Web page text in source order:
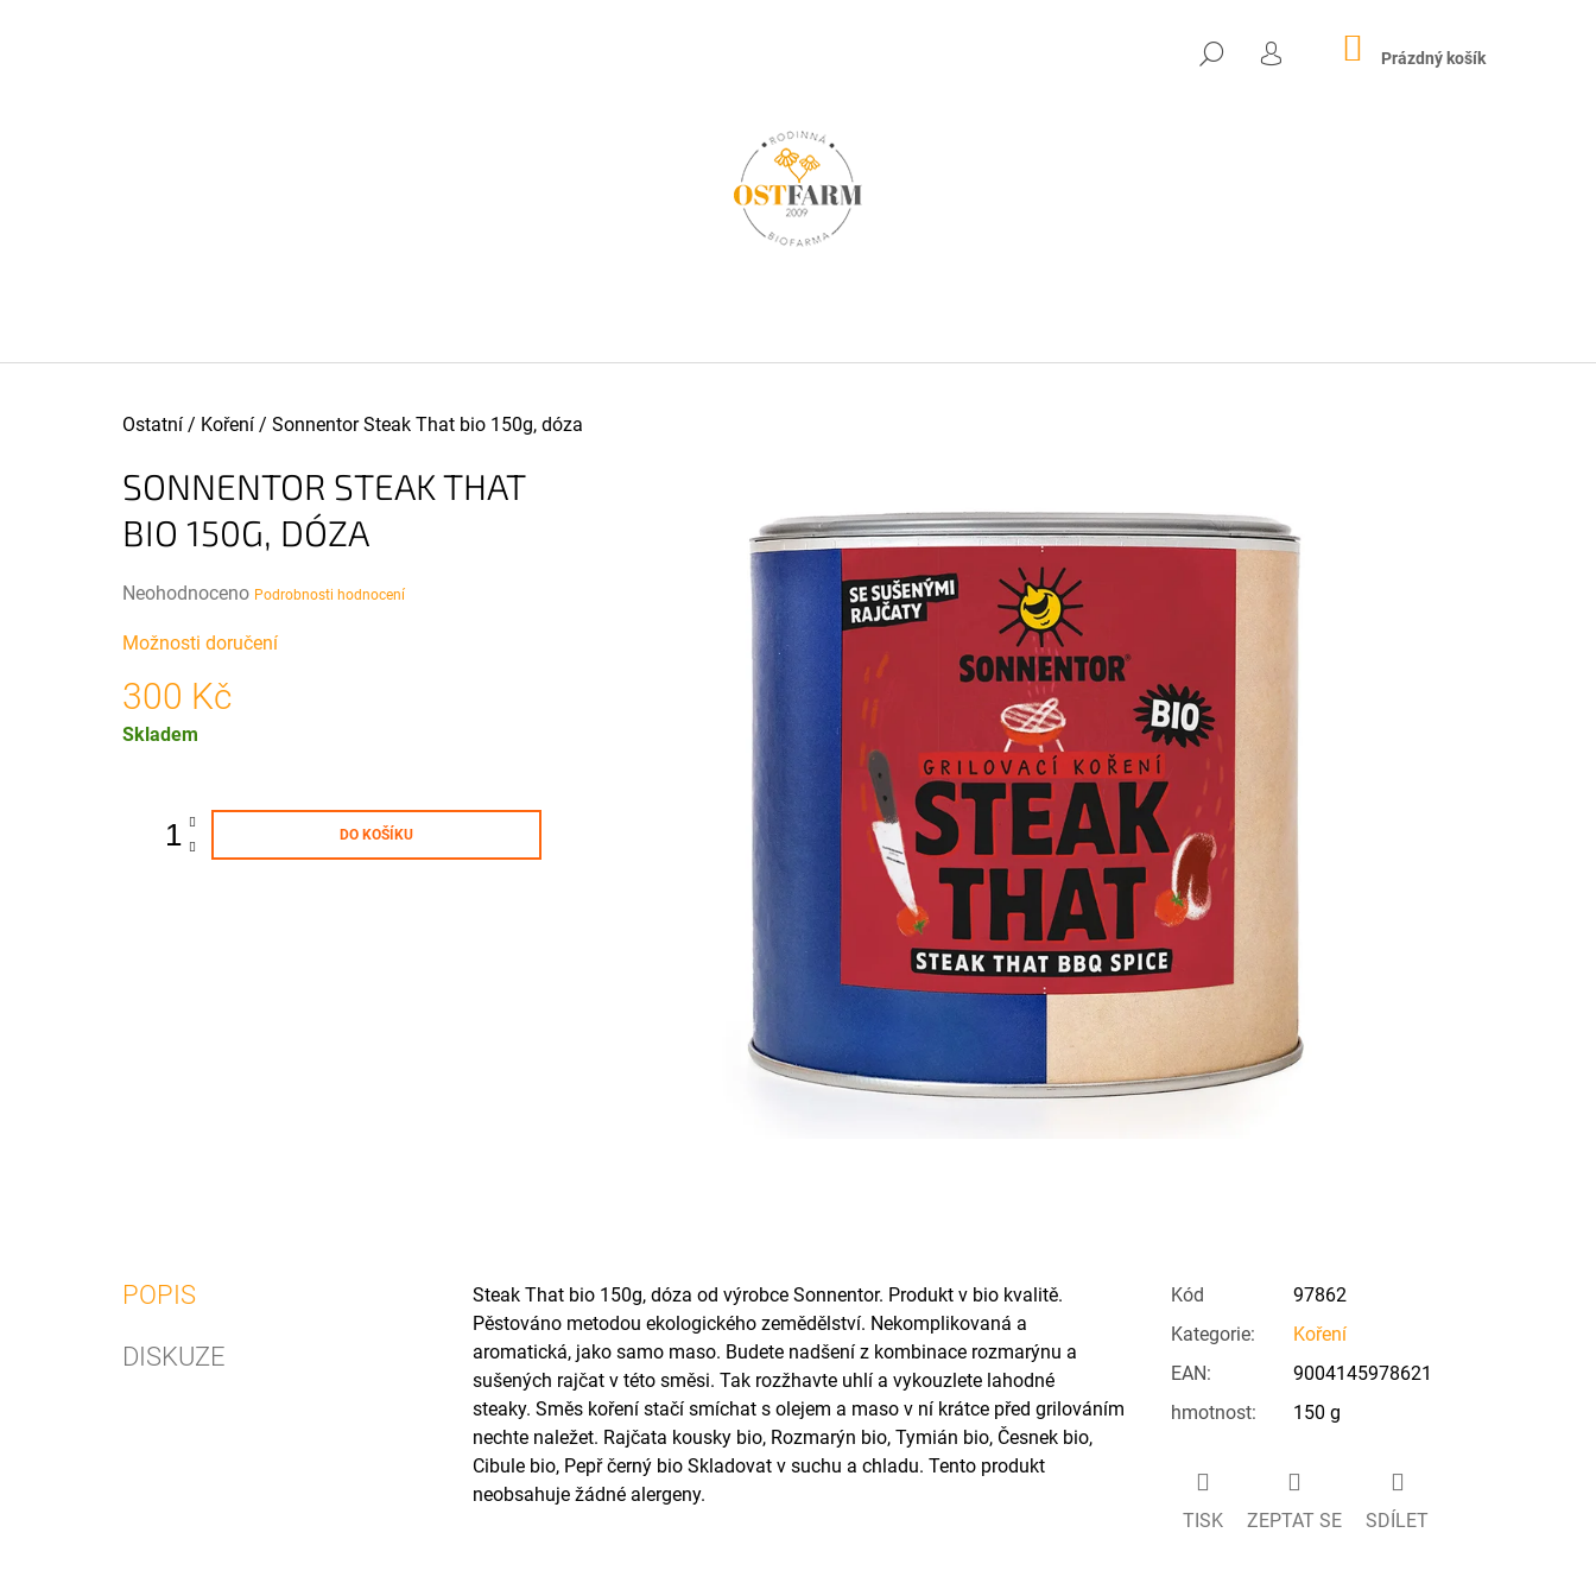
HLEDAT
PŘIHLÁŠENÍ
NÁKUPNÍ
KOŠÍK
Prázdný košík
Domů
Ostatní / Koření / Sonnentor Steak That bio 150g, dóza
SONNENTOR STEAK THAT
BIO 150G, DÓZA
Průměrné
produktu
je
0,0
z
Neohodnoceno Podrobnosti hodnocení
Možnosti doručení
300 Kč
Měrná
Skladem
DO KOŠÍKU
POPIS
DISKUZE
Steak That bio 150g, dóza od výrobce Sonnentor. Produkt v bio kvalitě.
Pěstováno metodou ekologického zemědělství. Nekomplikovaná a
aromatická, jako samo maso. Budete nadšení z kombinace rozmarýnu a
sušených rajčat v této směsi. Tak rozžhavte uhlí a vykouzlete lahodné
steaky. Směs koření stačí smíchat s olejem a maso v ní krátce před grilováním
nechte naležet. Rajčata kousky bio, Rozmarýn bio, Tymián bio, Česnek bio,
Cibule bio, Pepř černý bio Skladovat v suchu a chladu. Tento produkt
neobsahuje žádné alergeny.
Kód
97862
Kategorie:
Koření
EAN:
9004145978621
hmotnost: 150 g
TISK ZEPTAT SE SDÍLET
CO POTŘEBUJETE NAJÍT?
HLEDAT
HRÁCH ZELENÝ CELÝ BIO 500G
50 Kč
OSTROPESTŘEC MARIÁNSKÝ BIO, 120
OSTROPESTŘEC MARIÁNSKÝ MLETÝ
BIO, 500 G
130 Kč